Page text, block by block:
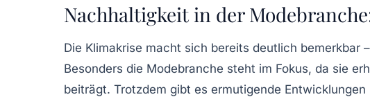
Nachhaltigkeit in der
Die Klimakrise macht sich bereits deutlich bemerkbar
Besonders die Modebranche steht im Fokus, da sie
beiträgt. Trotzdem gibt es ermutigende Entwicklungen